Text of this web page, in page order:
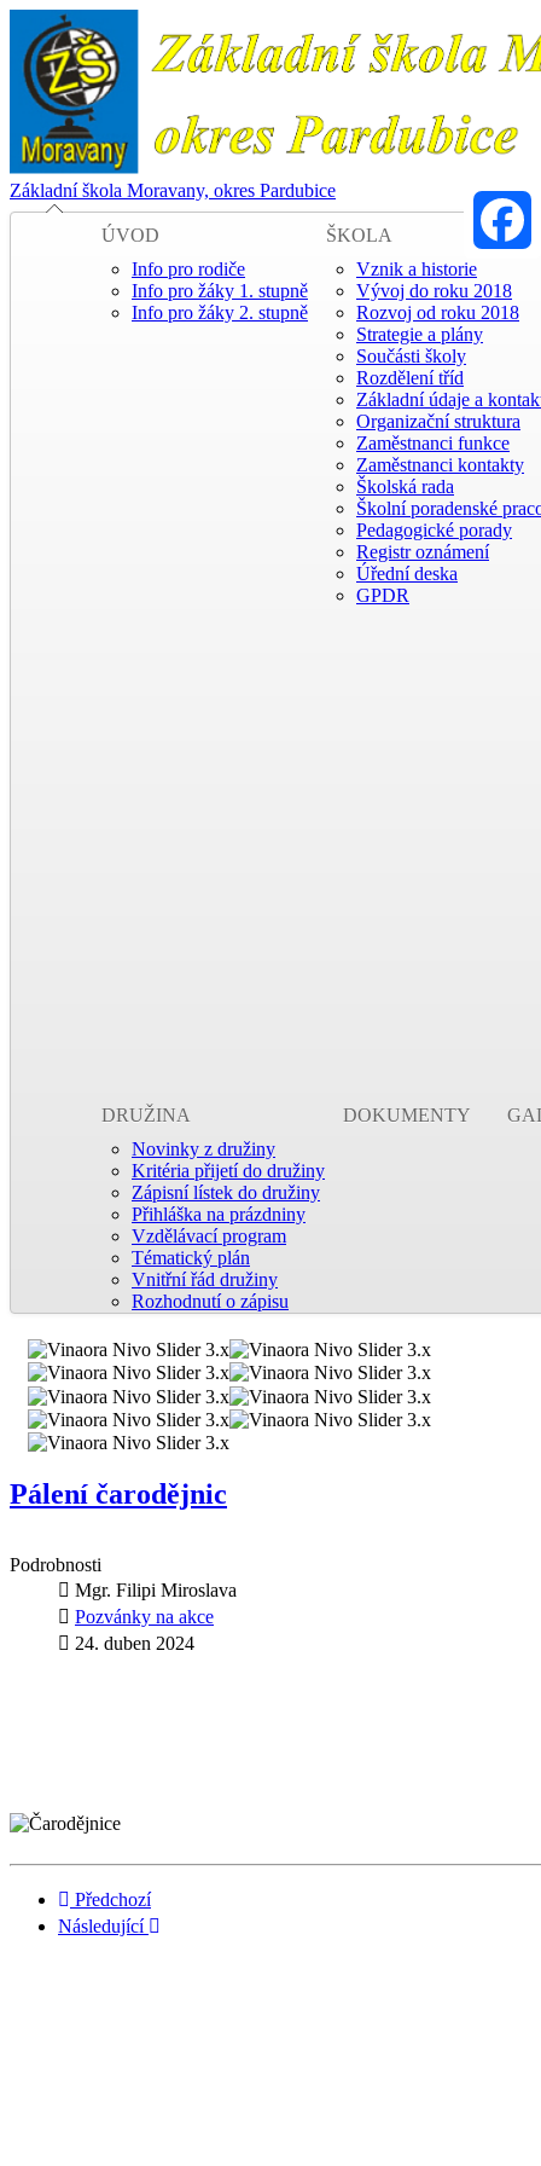
Základní škola Moravany, okres Pardubice
ÚVOD
Info pro rodiče
Info pro žáky 1. stupně
Info pro žáky 2. stupně
ŠKOLA
Vznik a historie
Vývoj do roku 2018
Rozvoj od roku 2018
Strategie a plány
Součásti školy
Rozdělení tříd
Základní údaje a
Organizační struktura
Zaměstnanci funkce
Zaměstnanci kontakty
Školská rada
Školní poradenské
Pedagogické porady
Registr oznámení
Úřední deska
GPDR
DRUŽINA
Novinky z družiny
Kritéria přijetí do družiny
Zápisní lístek do družiny
Přihláška na prázdniny
Vzdělávací program
Tématický plán
Vnitřní řád družiny
Rozhodnutí o zápisu
DOKUMENTY
Pálení čarodějnic
Podrobnosti
Mgr. Filipi Miroslava
Pozvánky na akce
24. duben 2024
Předchozí
Následující